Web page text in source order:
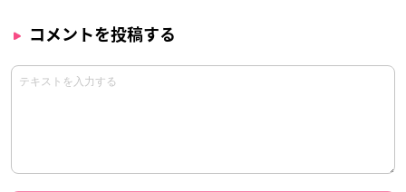
コメントを投稿する